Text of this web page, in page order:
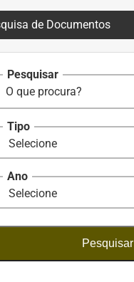
de Documentos
Pesquisar
Tipo
Ano
Pesquisar